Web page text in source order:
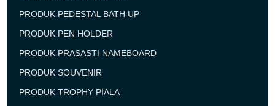
PRODUK PEDESTAL BATH UP
PRODUK PEN HOLDER
PRODUK PRASASTI NAMEBOARD
PRODUK SOUVENIR
PRODUK TROPHY PIALA